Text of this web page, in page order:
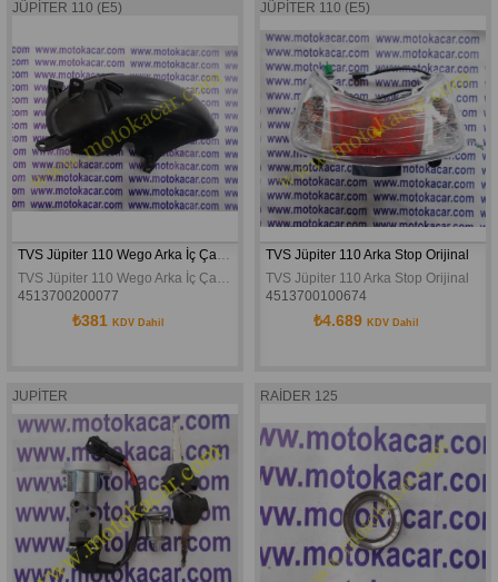
JÜPİTER 110 (E5)
TVS Jüpiter 110 Wego Arka İç Çamurluk Orijinal
TVS Jüpiter 110 Wego Arka İç Çamurluk Orijinal
4513700200077
₺381 KDV Dahil
JÜPİTER 110 (E5)
TVS Jüpiter 110 Arka Stop Orijinal
TVS Jüpiter 110 Arka Stop Orijinal
4513700100674
₺4.689 KDV Dahil
JUPİTER RAİDER 125